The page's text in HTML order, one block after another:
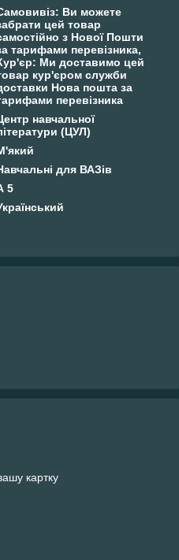
Ви можете
цей товар
з Нової Пошти
тарифами перевізника,
Ми доставимо цей
кур'єром служби
Нова пошта за
перевізника
навчальної
(ЦУЛ)
для ВАЗів
5
картку